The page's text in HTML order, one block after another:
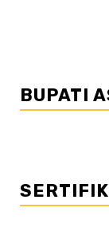
BUPATI